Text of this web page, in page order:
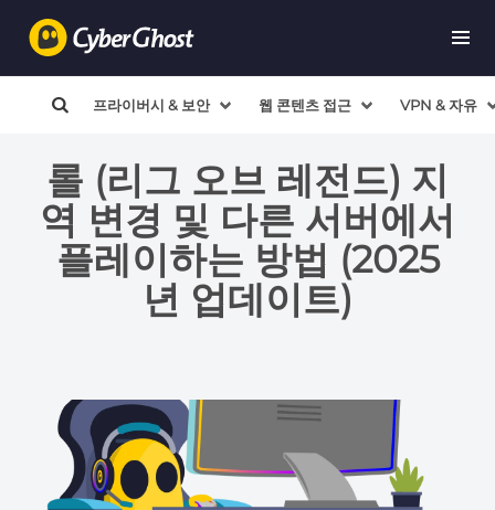
프라이버시 & 보안 웹 콘텐츠 접근 VPN & 자유
롤 (리그 오브 레전드) 지
역 변경 및 다른 서버에서
플레이하는 방법 (2025
년 업데이트)